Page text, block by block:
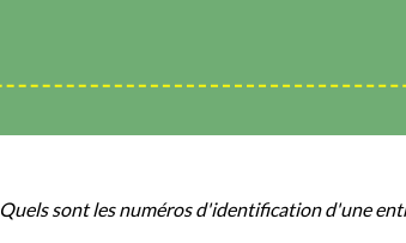
Quels sont les numéros d'identification d'une